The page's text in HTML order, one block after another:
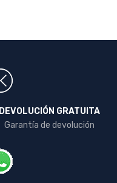
DEVOLUCIÓN GRATUITA
Garantía de devolución